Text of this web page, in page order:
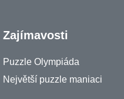
Zajímavosti
Puzzle Olympiáda
Největší puzzle maniaci